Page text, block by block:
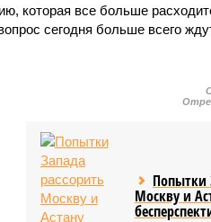
которая все больше
сегодня больше всего
Попытки
Москву и